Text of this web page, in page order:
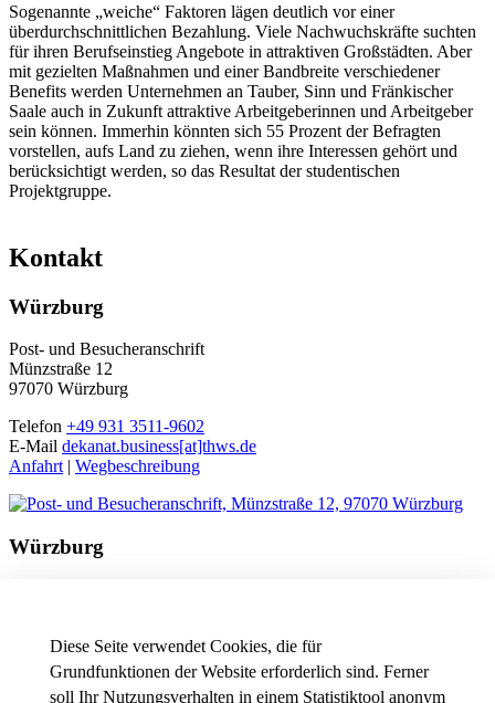
Diese Seite verwendet Cookies, die für
Grundfunktionen der Website erforderlich sind. Ferner
soll Ihr Nutzungsverhalten in einem Statistiktool anonym
Sogenannte „weiche“ Faktoren lägen deutlich vor einer
überdurchschnittlichen Bezahlung. Viele Nachwuchskräfte suchten
für ihren Berufseinstieg Angebote in attraktiven Großstädten. Aber
mit gezielten Maßnahmen und einer Bandbreite verschiedener
Benefits werden Unternehmen an Tauber, Sinn und Fränkischer
Saale auch in Zukunft attraktive Arbeitgeberinnen und Arbeitgeber
sein können. Immerhin könnten sich 55 Prozent der Befragten
vorstellen, aufs Land zu ziehen, wenn ihre Interessen gehört und
berücksichtigt werden, so das Resultat der studentischen
Projektgruppe.
Kontakt
Würzburg
Post- und Besucheranschrift
Münzstraße 12
97070 Würzburg
Telefon +49 931 3511-9602
E-Mail dekanat.business[at]thws.de
Anfahrt | Wegbeschreibung
Würzburg
Telefon+49 931 3511-9602
dekanat.business[at]thws.de